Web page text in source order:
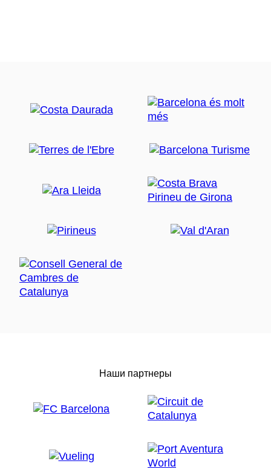
Наши партнеры